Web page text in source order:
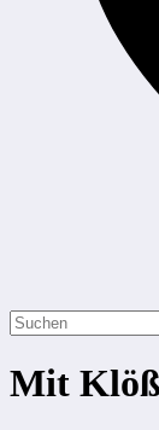
Mit